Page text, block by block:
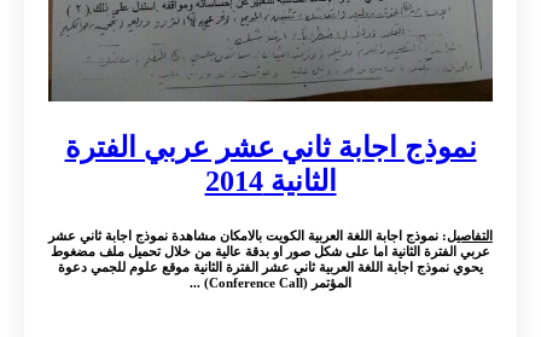
نموذج اجابة ثاني عشر عربي الفترة
الثانية 2014
التفاصيل: نموذج اجابة اللغة العربية الكويت بالامكان مشاهدة نموذج اجابة ثاني عشر
عربي الفترة الثانية اما على شكل صور او بدقة عالية من خلال تحميل ملف مضغوط
يحوي نموذج اجابة اللغة العربية ثاني عشر الفترة الثانية موقع علوم للجمي دعوة
المؤتمر (Conference Call) ...